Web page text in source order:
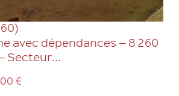
avec dépendances – 8 260
Secteur...
€